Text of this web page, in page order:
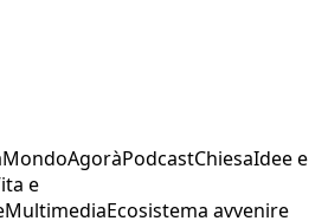
MondoAgoràPodcastChiesaIdee e
e
MultimediaEcosistema avvenire